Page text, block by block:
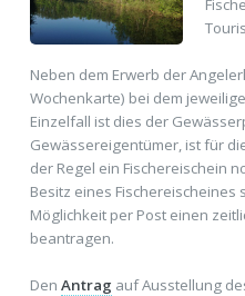
Neben dem Erwerb der
Wochenkarte) bei dem
Einzelfall ist dies der
Gewässereigentümer, ist für
der Regel ein Fischereischein
Besitz eines Fischereischeines
Möglichkeit per Post einen
beantragen.
Den Antrag auf Ausstellung